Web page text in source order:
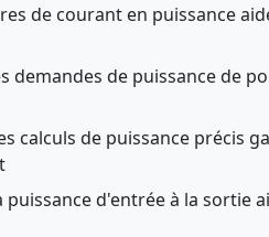
de courant en puissance
demandes de puissance de
calculs de puissance précis
puissance d'entrée à la sortie